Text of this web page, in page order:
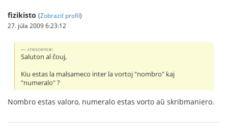
fizikisto (Zobraziť profil)
27. júla 2009 6:23:12
crescence:
Saluton al ĉouj,
Kiu estas la malsameco inter la vortoj "nombro" kaj
"numeralo" ?
Nombro estas valoro, numeralo estas vorto aŭ skribmaniero.